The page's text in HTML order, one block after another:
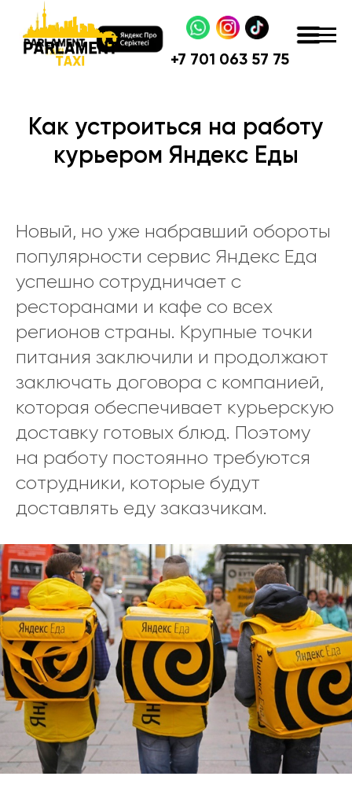
+7 701 063 57 75
Как устроиться на работу
курьером Яндекс Еды
Новый, но уже набравший обороты
популярности сервис Яндекс Еда
успешно сотрудничает с
ресторанами и кафе со всех
регионов страны. Крупные точки
питания заключили и продолжают
заключать договора с компанией,
которая обеспечивает курьерскую
доставку готовых блюд. Поэтому
на работу постоянно требуются
сотрудники, которые будут
доставлять еду заказчикам.